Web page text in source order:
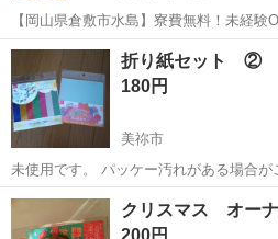
【岡山県倉敷市水島】寮費無料！未経験
《お仕事No.NS0089》 お仕事について 車の組立作業です。専用レール
に乗って流れてくる車の骨組みに、車内
り・ドア・シートなどの各...
岡山 倉敷市 水島駅 その他
折り紙セット ②
180円
美祢市
未使用です。 パッケー汚れがある場合がございます
さる方、お待ちしております😊
山口 美祢市 おもちゃ セット
クリスマス オーナ
200円